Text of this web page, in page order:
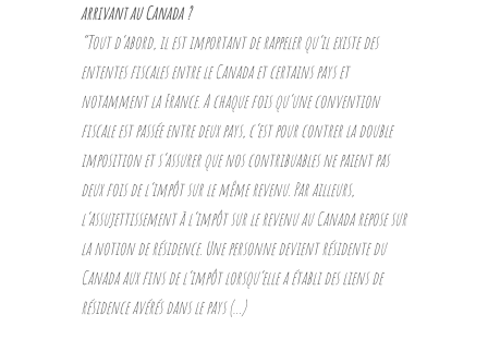
arrivant au Canada ?
“Tout d’abord, il est important de rappeler qu’il existe des
ententes fiscales entre le Canada et certains pays et
notamment la France. A chaque fois qu’une convention
fiscale est passée entre deux pays, c’est pour contrer la double
imposition et s’assurer que nos contribuables ne paient pas
deux fois de l’impôt sur le même revenu. Par ailleurs,
l’assujettissement à l’impôt sur le revenu au Canada repose sur
la notion de résidence. Une personne devient résidente du
Canada aux fins de l’impôt lorsqu’elle a établi des liens de
résidence avérés dans le pays (…)